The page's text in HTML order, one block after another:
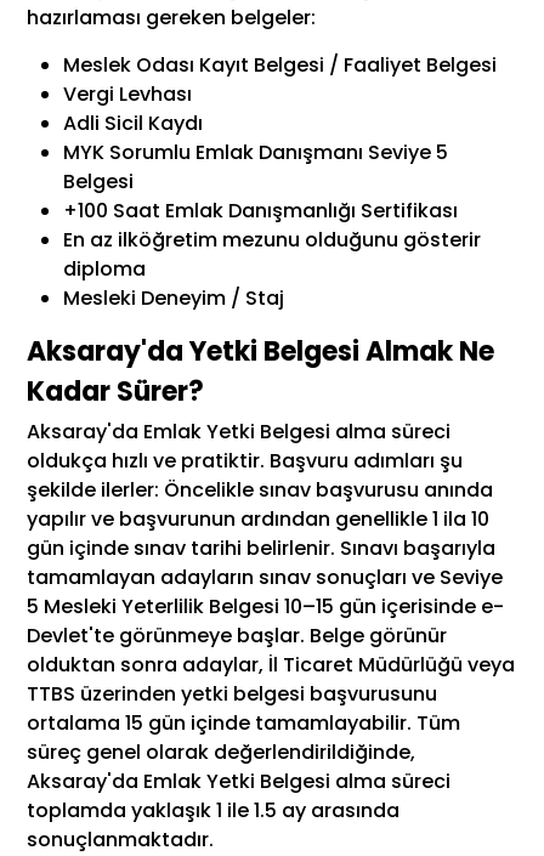
hazırlaması gereken belgeler:
Meslek Odası Kayıt Belgesi / Faaliyet Belgesi
Vergi Levhası
Adli Sicil Kaydı
MYK Sorumlu Emlak Danışmanı Seviye 5
Belgesi
+100 Saat Emlak Danışmanlığı Sertifikası
En az ilköğretim mezunu olduğunu gösterir
diploma
Mesleki Deneyim / Staj
Aksaray'da Yetki Belgesi Almak Ne
Kadar Sürer?
Aksaray'da Emlak Yetki Belgesi alma süreci
oldukça hızlı ve pratiktir. Başvuru adımları şu
şekilde ilerler: Öncelikle sınav başvurusu anında
yapılır ve başvurunun ardından genellikle 1 ila 10
gün içinde sınav tarihi belirlenir. Sınavı başarıyla
tamamlayan adayların sınav sonuçları ve Seviye
5 Mesleki Yeterlilik Belgesi 10–15 gün içerisinde e-
Devlet'te görünmeye başlar. Belge görünür
olduktan sonra adaylar, İl Ticaret Müdürlüğü veya
TTBS üzerinden yetki belgesi başvurusunu
ortalama 15 gün içinde tamamlayabilir. Tüm
süreç genel olarak değerlendirildiğinde,
Aksaray'da Emlak Yetki Belgesi alma süreci
toplamda yaklaşık 1 ile 1.5 ay arasında
sonuçlanmaktadır.